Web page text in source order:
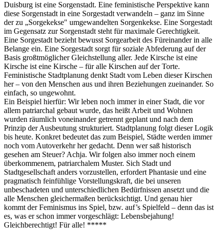
Duisburg ist eine Sorgenstadt. Eine feministische Perspektive kann
diese Sorgenstadt in eine Sorgestadt verwandeln – ganz im Sinne
der zu „Sorgekekse" umgewandelten Sorgenkekse. Eine Sorgestadt
im Gegensatz zur Sorgenstadt steht für maximale Gerechtigkeit.
Eine Sorgestadt bezieht bewusst Sorgearbeit des Füreinander in alle
Belange ein. Eine Sorgestadt sorgt für soziale Abfederung auf der
Basis großtmöglicher Gleichstellung aller. Jede Kirsche ist eine
Kirsche ist eine Kirsche – für alle Kirschen auf der Torte.
Feministische Stadtplanung denkt Stadt vom Leben dieser Kirschen
her – von den Menschen aus und ihren Beziehungen zueinander. So
einfach, so ungewohnt.
Ein Beispiel hierfür: Wir leben noch immer in einer Stadt, die vor
allem patriarchal gebaut wurde, das heißt Arbeit und Wohnen
wurden räumlich voneinander getrennt geplant und nach dem
Prinzip der Ausbeutung strukturiert. Stadtplanung folgt dieser Logik
bis heute. Konkret bedeutet das zum Beispiel, Städte werden immer
noch vom Autoverkehr her gedacht. Denn wer saß historisch
gesehen am Steuer? Achja. Wir folgen also immer noch einem
überkommenem, patriarchalem Muster. Sich Stadt und
Stadtgesellschaft anders vorzustellen, erfordert Phantasie und eine
pragmatisch feinfühlige Vorstellungskraft, die bei unseren
unbeschadeten und unterschiedlichen Bedürfnissen ansetzt und die
alle Menschen gleichermaßen berücksichtigt. Und genau hier
kommt der Feminismus ins Spiel, bzw. auf’s Spielfeld – denn das ist
es, was er schon immer vorgeschlägt: Lebensbejahung!
Gleichberechtigt! Für alle! *****